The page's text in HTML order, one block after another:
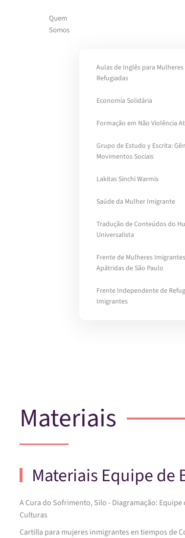
Skip to main content
Quem
Somos
Aulas de Inglês para
Refugiadas
Economia Solidária
Formação em Não Violência
Grupo de Estudo y Escrita:
Movimentos Sociais
Lakitas Sinchi Warmis
Saúde da Mulher Imigrante
Tradução de Conteúdos do
Universalista
Frente de Mulheres
Apátridas de São Paulo
Frente Independente de
Imigrantes
Materiais
Materiais Equipe de
A Cura do Sofrimento, Silo - Diagramação: Equipe
Culturas
Cartilla para mujeres inmigrantes en tiempos de